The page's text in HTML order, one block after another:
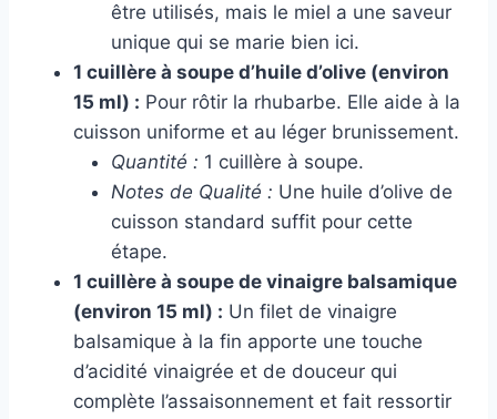
être utilisés, mais le miel a une saveur
unique qui se marie bien ici.
1 cuillère à soupe d’huile d’olive (environ
15 ml) : Pour rôtir la rhubarbe. Elle aide à la
cuisson uniforme et au léger brunissement.
Quantité : 1 cuillère à soupe.
Notes de Qualité : Une huile d’olive de
cuisson standard suffit pour cette
étape.
1 cuillère à soupe de vinaigre balsamique
(environ 15 ml) : Un filet de vinaigre
balsamique à la fin apporte une touche
d’acidité vinaigrée et de douceur qui
complète l’assaisonnement et fait ressortir